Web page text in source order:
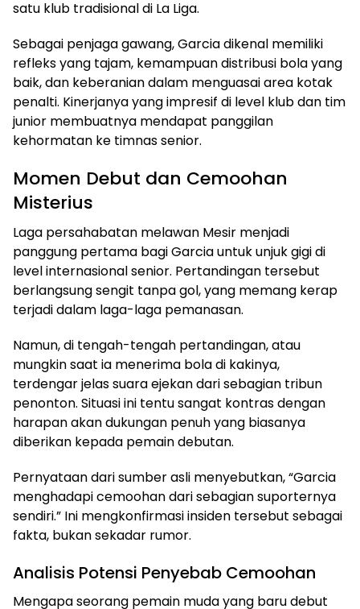
satu klub tradisional di La Liga.
Sebagai penjaga gawang, Garcia dikenal memiliki
refleks yang tajam, kemampuan distribusi bola yang
baik, dan keberanian dalam menguasai area kotak
penalti. Kinerjanya yang impresif di level klub dan tim
junior membuatnya mendapat panggilan
kehormatan ke timnas senior.
Momen Debut dan Cemoohan
Misterius
Laga persahabatan melawan Mesir menjadi
panggung pertama bagi Garcia untuk unjuk gigi di
level internasional senior. Pertandingan tersebut
berlangsung sengit tanpa gol, yang memang kerap
terjadi dalam laga-laga pemanasan.
Namun, di tengah-tengah pertandingan, atau
mungkin saat ia menerima bola di kakinya,
terdengar jelas suara ejekan dari sebagian tribun
penonton. Situasi ini tentu sangat kontras dengan
harapan akan dukungan penuh yang biasanya
diberikan kepada pemain debutan.
Pernyataan dari sumber asli menyebutkan, “Garcia
menghadapi cemoohan dari sebagian suporternya
sendiri.” Ini mengkonfirmasi insiden tersebut sebagai
fakta, bukan sekadar rumor.
Analisis Potensi Penyebab Cemoohan
Mengapa seorang pemain muda yang baru debut